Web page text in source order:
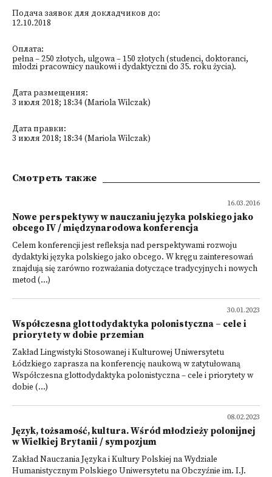
Подача заявок для докладчиков до:
12.10.2018
Оплата:
pełna – 250 złotych, ulgowa – 150 złotych (studenci, doktoranci,
młodzi pracownicy naukowi i dydaktyczni do 35. roku życia).
Дата размещения:
3 июля 2018; 18:34 (Mariola Wilczak)
Дата правки:
3 июля 2018; 18:34 (Mariola Wilczak)
Смотреть также
16.03.2016
Nowe perspektywy w nauczaniu języka polskiego jako
obcego IV / międzynarodowa konferencja
Celem konferencji jest refleksja nad perspektywami rozwoju
dydaktyki języka polskiego jako obcego. W kręgu zainteresowań
znajdują się zarówno rozważania dotyczące tradycyjnych i nowych
metod (...)
30.01.2023
Współczesna glottodydaktyka polonistyczna – cele i
priorytety w dobie przemian
Zakład Lingwistyki Stosowanej i Kulturowej Uniwersytetu
Łódzkiego zaprasza na konferencję naukową w zatytułowaną
Współczesna glottodydaktyka polonistyczna – cele i priorytety w
dobie (...)
08.02.2023
Język, tożsamość, kultura. Wśród młodzieży polonijnej
w Wielkiej Brytanii / sympozjum
Zakład Nauczania Języka i Kultury Polskiej na Wydziale
Humanistycznym Polskiego Uniwersytetu na Obczyźnie im. I.J.